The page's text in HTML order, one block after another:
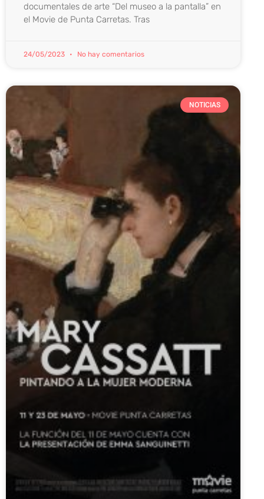
documentales de arte “Del museo a la pantalla” en
el Movie de Punta Carretas. Tras
24/05/2023 No hay comentarios
NOTICIAS